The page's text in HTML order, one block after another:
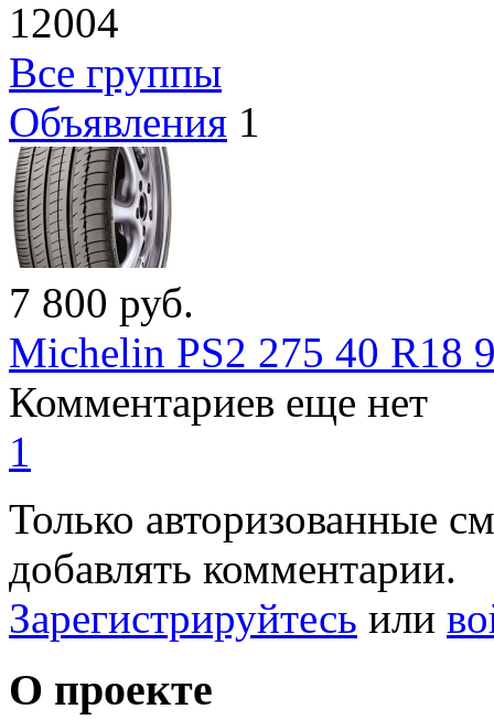
12004
Все группы
Объявления 1
7 800 руб.
Michelin PS2 275 40 R18
Комментариев еще нет
1
Только авторизованные
добавлять комментарии.
Зарегистрируйтесь или
О проекте